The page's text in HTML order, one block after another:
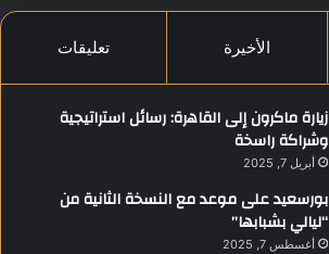
الأخيرة تعليقات
زيارة ماكرون إلى القاهرة: رسائل استراتيجية
وشراكة راسخة
أبريل 7, 2025
بورسعيد على موعد مع النسخة الثانية من
“ليالي بشبابها”
أغسطس 7, 2025